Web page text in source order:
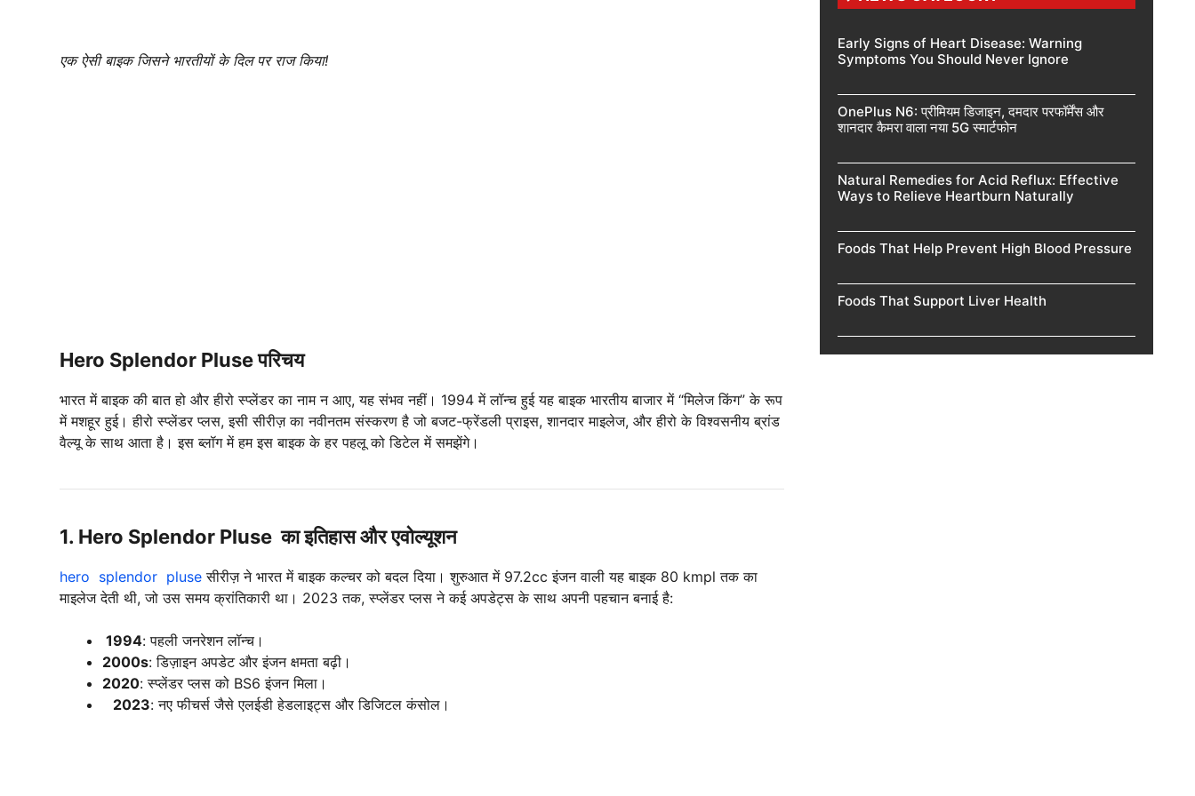
एक ऐसी बाइक जिसने भारतीयों के दिल पर राज किया!
Hero Splendor Pluse परिचय
भारत में बाइक की बात हो और हीरो स्प्लेंडर का नाम न आए, यह संभव नहीं। 1994 में लॉन्च हुई यह बाइक भारतीय बाजार में “मिलेज किंग” के रूप
में मशहूर हुई। हीरो स्प्लेंडर प्लस, इसी सीरीज़ का नवीनतम संस्करण है जो बजट-फ्रेंडली प्राइस, शानदार माइलेज, और हीरो के विश्वसनीय ब्रांड
वैल्यू के साथ आता है। इस ब्लॉग में हम इस बाइक के हर पहलू को डिटेल में समझेंगे।
1. Hero Splendor Pluse का इतिहास और एवोल्यूशन
hero splendor pluse सीरीज़ ने भारत में बाइक कल्चर को बदल दिया। शुरुआत में 97.2cc इंजन वाली यह बाइक 80 kmpl तक का
माइलेज देती थी, जो उस समय क्रांतिकारी था। 2023 तक, स्प्लेंडर प्लस ने कई अपडेट्स के साथ अपनी पहचान बनाई है:
1994: पहली जनरेशन लॉन्च।
2000s: डिज़ाइन अपडेट और इंजन क्षमता बढ़ी।
2020: स्प्लेंडर प्लस को BS6 इंजन मिला।
2023: नए फीचर्स जैसे एलईडी हेडलाइट्स और डिजिटल कंसोल।
Early Signs of Heart Disease: Warning
Symptoms You Should Never Ignore
OnePlus N6: प्रीमियम डिजाइन, दमदार परफॉर्मेंस और
शानदार कैमरा वाला नया 5G स्मार्टफोन
Natural Remedies for Acid Reflux: Effective
Ways to Relieve Heartburn Naturally
Foods That Help Prevent High Blood Pressure
Foods That Support Liver Health